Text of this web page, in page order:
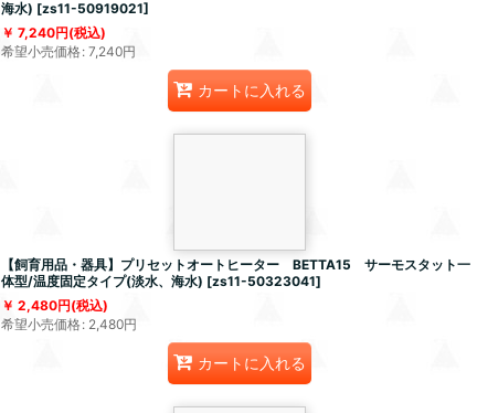
海水) [zs11-50919021]
7,240円(税込)
希望小売価格: 7,240円
カートに入れる
【飼育用品・器具】プリセットオートヒーター BETTA15 サーモスタット一
体型/温度固定タイプ(淡水、海水) [zs11-50323041]
2,480円(税込)
希望小売価格: 2,480円
カートに入れる